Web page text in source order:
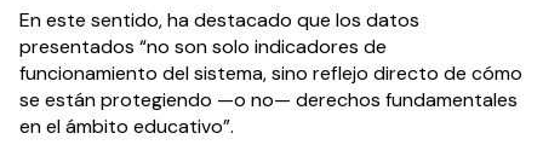
En este sentido, ha destacado que los datos
presentados “no son solo indicadores de
funcionamiento del sistema, sino reflejo directo de cómo
se están protegiendo —o no— derechos fundamentales
en el ámbito educativo”.